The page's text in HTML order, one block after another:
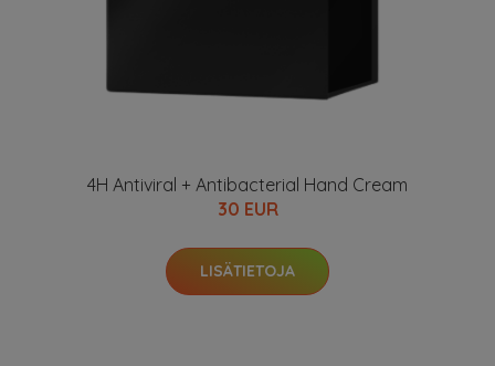
4H Antiviral + Antibacterial Hand Cream
30 EUR
LISÄTIETOJA